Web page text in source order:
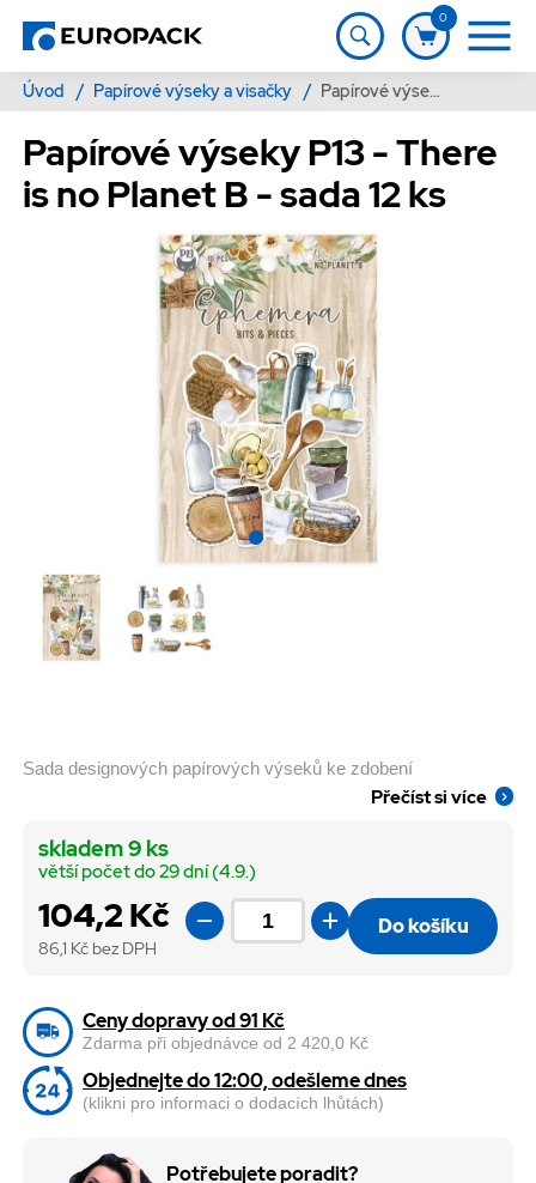
0
Úvod / Papírové výseky a visačky / Papírové výseky P13 - There is no Planet B - sada 12 ks
Papírové výseky P13 - There
is no Planet B - sada 12 ks
Sada designových papírových výseků ke zdobení
Přečíst si více
104,2 Kč
86,1 Kč bez DPH
skladem 9 ks
větší počet do 29 dní (4.9.)
Do košíku
Ceny dopravy od 91 Kč
Zdarma při objednávce od 2 420,0 Kč
Objednejte do 12:00, odešleme dnes
(klikni pro informaci o dodacích lhůtách)
Potřebujete poradit?